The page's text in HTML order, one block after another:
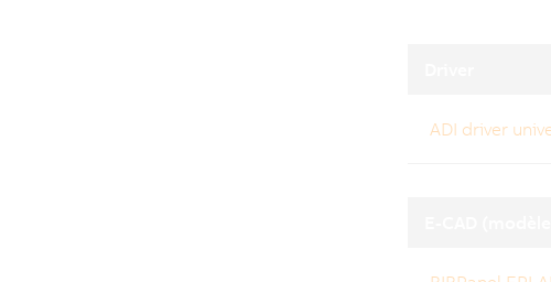
ADI driver